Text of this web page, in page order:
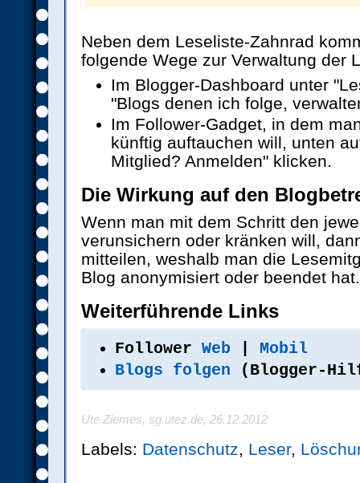
Neben dem Leseliste-Zahnrad
folgende Wege zur Verwaltung der
Im Blogger-Dashboard unter
"Blogs denen ich folge,
Im Follower-Gadget, in dem
künftig auftauchen will, unten
Mitglied? Anmelden" klicken.
Die Wirkung auf den
Wenn man mit dem Schritt den
verunsichern oder kränken will,
mitteilen, weshalb man die
Blog anonymisiert oder beendet hat.
Weiterführende Links
Follower Web
Mobil
Blogs folgen (Blogger-
Ute Ziemes, sg.utez.de, 26.12.2012
Labels: Datenschutz Leser,